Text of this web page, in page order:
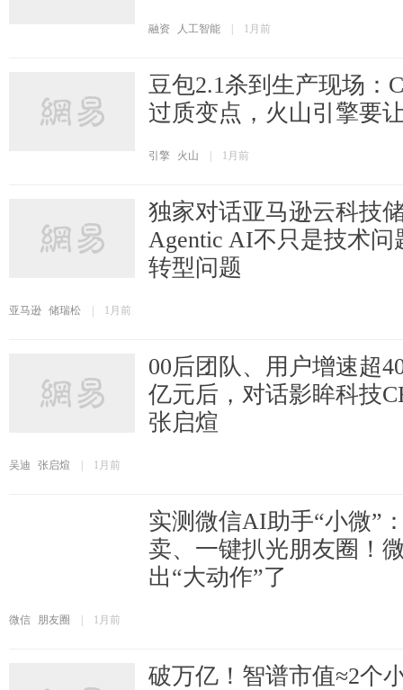
融资 人工智能 1月前
豆包2.1杀到生产现场：
过质变点，火山引擎要
引擎 火山 1月前
独家对话亚马逊云科技
Agentic AI不只是技术问
转型问题
亚马逊 储瑞松 1月前
00后团队、用户增速超
亿元后，对话影眸科技
张启煊
吴迪 张启煊 1月前
实测微信AI助手“小微”
卖、一键扒光朋友圈！
出“大动作”了
微信 朋友圈 1月前
破万亿！智谱市值≈2个